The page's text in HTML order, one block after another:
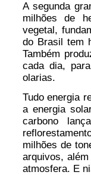
A segunda
milhões de
vegetal,
do Brasil tem
Também
cada dia,
olarias.
Tudo energia
a energia
carbono
milhões de
arquivos,
atmosfera. E